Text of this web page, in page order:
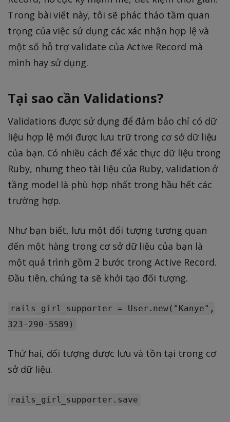
Trong bài viết này, tôi sẽ phác thảo tầm quan
trọng của việc sử dụng các xác nhận hợp lệ và
một số hỗ trợ validate của Active Record mà
mình hay sử dụng.
Tại sao cần Validations?
Validations được sử dụng để đảm bảo chỉ có dữ
liệu hợp lệ mới được lưu trữ trong cơ sở dữ liệu
của bạn. Có nhiều cách để xác thực dữ liệu trong
Ruby, nhưng theo tài liệu của Ruby, validation ở
tầng model là phù hợp nhất trong hầu hết các
trường hợp.
Như bạn biết, lưu một đối tượng tương quan
đến một hàng trong cơ sở dữ liệu của bạn là
một quá trình gồm 2 bước trong Active Record.
Đầu tiên, chúng ta sẽ khởi tạo đối tượng.
rails_girl_supporter = User.new("Kanye",
323-290-5589)
Thứ hai, đối tượng được lưu và tồn tại trong cơ
sở dữ liệu.
rails_girl_supporter.save